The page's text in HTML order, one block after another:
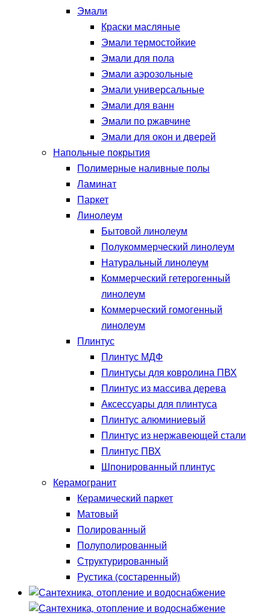
Эмали
Краски масляные
Эмали термостойкие
Эмали для пола
Эмали аэрозольные
Эмали универсальные
Эмали для ванн
Эмали по ржавчине
Эмали для окон и дверей
Напольные покрытия
Полимерные наливные полы
Ламинат
Паркет
Линолеум
Бытовой линолеум
Полукоммерческий линолеум
Натуральный линолеум
Коммерческий гетерогенный
линолеум
Коммерческий гомогенный
линолеум
Плинтус
Плинтус МДФ
Плинтусы для ковролина ПВХ
Плинтус из массива дерева
Аксессуары для плинтуса
Плинтус алюминиевый
Плинтус из нержавеющей стали
Плинтус ПВХ
Шпонированный плинтус
Керамогранит
Керамический паркет
Матовый
Полированный
Полуполированный
Структурированный
Рустика (состаренный)